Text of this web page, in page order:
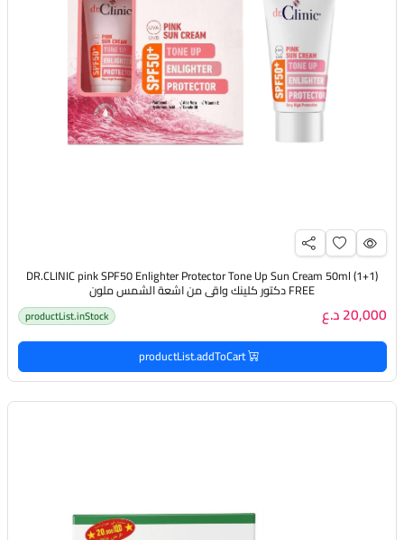
(DR.CLINIC pink SPF50 Enlighter Protector Tone Up Sun Cream 50ml (1+1
FREE دكتور كلينك واقي من اشعة الشمس ملون
20,000 د.ع productList.inStock
productList.addToCart